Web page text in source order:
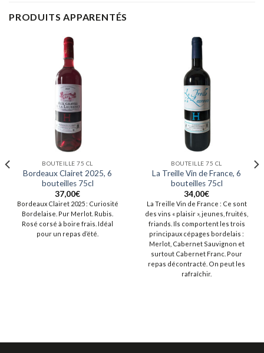
PRODUITS APPARENTÉS
BOUTEILLE 75 CL
Bordeaux Clairet 2025, 6
bouteilles 75cl
37,00€
Bordeaux Clairet 2025 : Curiosité
Bordelaise. Pur Merlot. Rubis.
Rosé corsé à boire frais. Idéal
pour un repas d’été.
BOUTEILLE 75 CL
La Treille Vin de France, 6
bouteilles 75cl
34,00€
La Treille Vin de France : Ce sont
des vins « plaisir », jeunes, fruités,
friands. Ils comportent les trois
principaux cépages bordelais :
Merlot, Cabernet Sauvignon et
surtout Cabernet Franc. Pour
repas décontracté. On peut les
rafraîchir.